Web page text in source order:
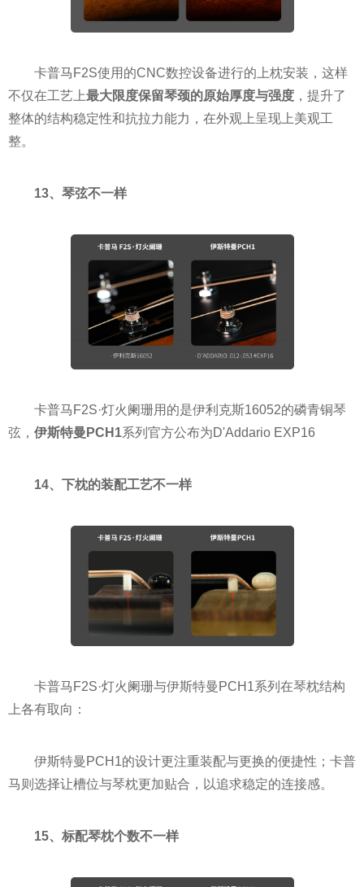
卡普马F2S使用的CNC数控设备进行的上枕安装，这样
不仅在工艺上最大限度保留琴颈的原始厚度与强度 ，提升了
整体的结构稳定性和抗拉力能力，在外观上呈现上美观工
整。
13、琴弦不一样
卡普马F2S·灯火阑珊用的是伊利克斯16052的磷青铜琴
弦， 伊斯特曼PCH1系列官方公布为D'Addario EXP16
14、下枕的装配工艺不一样
卡普马F2S·灯火阑珊与伊斯特曼PCH1系列在琴枕结构
上各有取向：
伊斯特曼PCH1的设计更注重装配与更换的便捷性；卡普
马则选择让槽位与琴枕更加贴合，以追求稳定的连接感。
15、标配琴枕个数不一样